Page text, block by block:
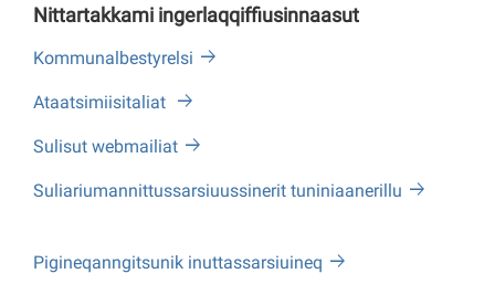
Nittartakkami ingerlaqqiffiusinnaasut
Kommunalbestyrelsi
Ataatsimiisitaliat
Sulisut webmailiat
Suliariumannittussarsiuussinerit tuniniaanerillu
Pigineqanngitsunik inuttassarsiuineq